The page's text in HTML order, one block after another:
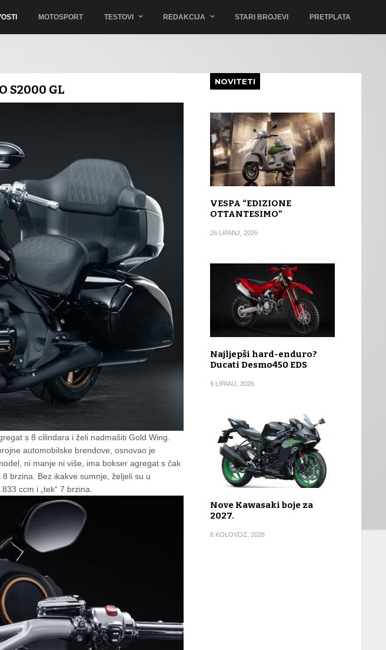
MOTOSPORT TESTOVI REDAKCIJA STARI BROJEVI PRETPLATA
S2000 GL
s 8 cilindara i želi nadmašiti Gold Wing.
automobilske brendove, osnovao je
ni manje ni više, ima bokser agregat s čak
brzina. Bez ikakve sumnje, željeli su u
ccm i „tek“ 7 brzina.
NOVITETI
VESPA “EDIZIONE
OTTANTESIMO”
26 LIPANJ, 2026
Najljepši hard-enduro?
Ducati Desmo450 EDS
9 LIPANJ, 2026
Nove Kawasaki boje za
2027.
6 KOLOVOZ, 2026